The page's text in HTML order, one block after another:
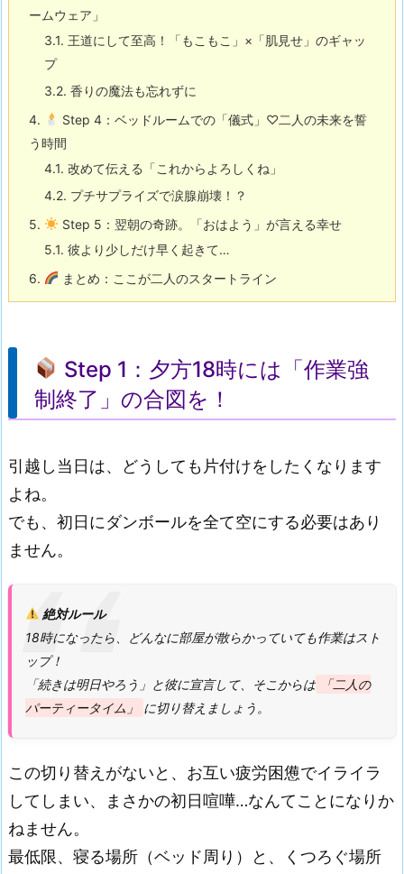
ームウェア」
3.1. 王道にして至高！「もこもこ」×「肌見せ」のギャッ
プ
3.2. 香りの魔法も忘れずに
4.
Step 4：ベッドルームでの「儀式」♡二人の未来を誓
う時間
4.1. 改めて伝える「これからよろしくね」
4.2. プチサプライズで涙腺崩壊！？
5.
Step 5：翌朝の奇跡。「おはよう」が言える幸せ
5.1. 彼より少しだけ早く起きて…
6.
まとめ：ここが二人のスタートライン
Step 1：夕方18時には「作業強
制終了」の合図を！
引越し当日は、どうしても片付けをしたくなります
よね。
でも、初日にダンボールを全て空にする必要はあり
ません。
絶対ルール
18時になったら、どんなに部屋が散らかっていても作業はスト
ップ！
「続きは明日やろう」と彼に宣言して、そこからは
「二人の
パーティータイム」
に切り替えましょう。
この切り替えがないと、お互い疲労困憊でイライラ
してしまい、まさかの初日喧嘩…なんてことになりか
ねません。
最低限、寝る場所（ベッド周り）と、くつろぐ場所